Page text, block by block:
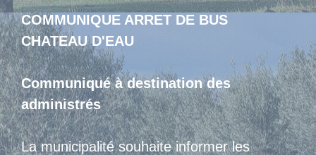
COMMUNIQUE ARRET DE BUS
CHATEAU D'EAU
Communiqué à destination des
administrés
La municipalité souhaite informer les